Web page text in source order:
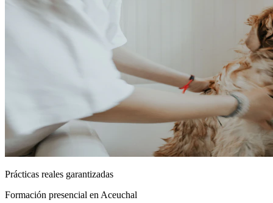
Prácticas reales garantizadas
Formación presencial en Aceuchal